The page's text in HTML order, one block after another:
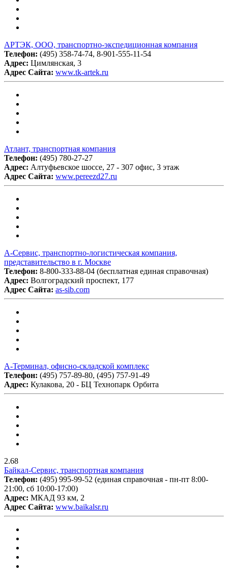
АРТЭК, ООО, транспортно-экспедиционная компания
Телефон: (495) 358-74-74, 8-901-555-11-54
Адрес: Цимлянская, 3
Адрес Сайта: www.tk-artek.ru
Атлант, транспортная компания
Телефон: (495) 780-27-27
Адрес: Алтуфьевское шоссе, 27 - 307 офис, 3 этаж
Адрес Сайта: www.pereezd27.ru
А-Сервис, транспортно-логистическая компания,
представительство в г. Москве
Телефон: 8-800-333-88-04 (бесплатная единая справочная)
Адрес: Волгоградский проспект, 177
Адрес Сайта: as-sib.com
А-Терминал, офисно-складской комплекс
Телефон: (495) 757-89-80, (495) 757-91-49
Адрес: Кулакова, 20 - БЦ Технопарк Орбита
2.68
Байкал-Сервис, транспортная компания
Телефон: (495) 995-99-52 (единая справочная - пн-пт 8:00-
21:00, сб 10:00-17:00)
Адрес: МКАД 93 км, 2
Адрес Сайта: www.baikalsr.ru